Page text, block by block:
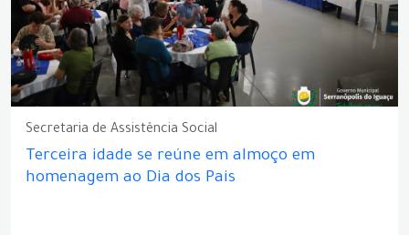
Secretaria de Assistência Social
Terceira idade se reúne em almoço em
homenagem ao Dia dos Pais